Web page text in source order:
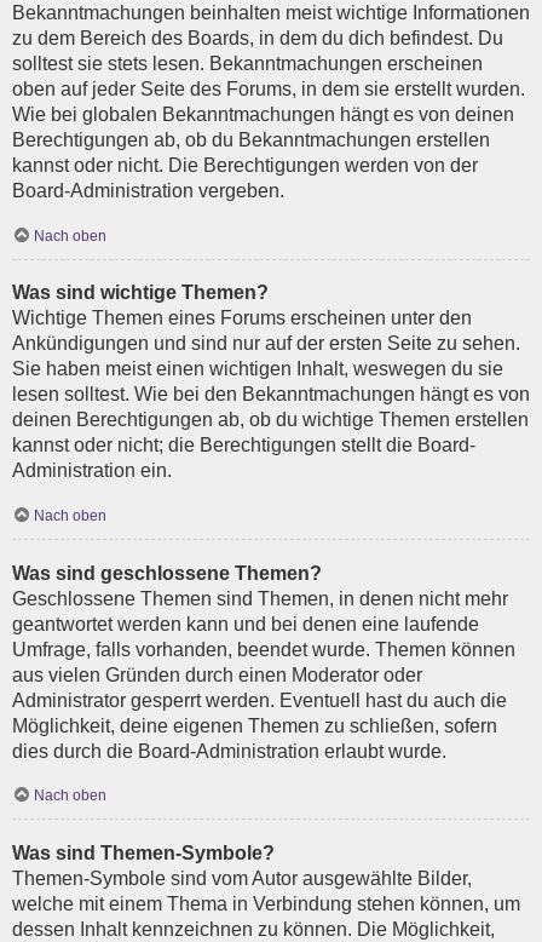
Bekanntmachungen beinhalten meist wichtige Informationen
zu dem Bereich des Boards, in dem du dich befindest. Du
solltest sie stets lesen. Bekanntmachungen erscheinen
oben auf jeder Seite des Forums, in dem sie erstellt wurden.
Wie bei globalen Bekanntmachungen hängt es von deinen
Berechtigungen ab, ob du Bekanntmachungen erstellen
kannst oder nicht. Die Berechtigungen werden von der
Board-Administration vergeben.
Nach oben
Was sind wichtige Themen?
Wichtige Themen eines Forums erscheinen unter den
Ankündigungen und sind nur auf der ersten Seite zu sehen.
Sie haben meist einen wichtigen Inhalt, weswegen du sie
lesen solltest. Wie bei den Bekanntmachungen hängt es von
deinen Berechtigungen ab, ob du wichtige Themen erstellen
kannst oder nicht; die Berechtigungen stellt die Board-
Administration ein.
Nach oben
Was sind geschlossene Themen?
Geschlossene Themen sind Themen, in denen nicht mehr
geantwortet werden kann und bei denen eine laufende
Umfrage, falls vorhanden, beendet wurde. Themen können
aus vielen Gründen durch einen Moderator oder
Administrator gesperrt werden. Eventuell hast du auch die
Möglichkeit, deine eigenen Themen zu schließen, sofern
dies durch die Board-Administration erlaubt wurde.
Nach oben
Was sind Themen-Symbole?
Themen-Symbole sind vom Autor ausgewählte Bilder,
welche mit einem Thema in Verbindung stehen können, um
dessen Inhalt kennzeichnen zu können. Die Möglichkeit,